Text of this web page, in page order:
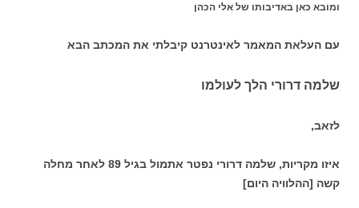
ומובא כאן באדיבותו של אלי הכהן
עם העלאת המאמר לאינטרנט קיבלתי את המכתב הבא
שלמה דרורי הלך לעולמו
לזאב,
איזו מקריות, שלמה דרורי נפטר אתמול בגיל 89 לאחר מחלה
קשה [ההלוויה היום]